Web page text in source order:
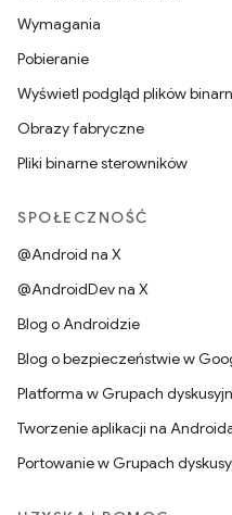
Wymagania
Pobieranie
Wyświetl podgląd plików
Obrazy fabryczne
Pliki binarne sterowników
SPOŁECZNOŚĆ
@Android na X
@AndroidDev na X
Blog o Androidzie
Blog o bezpieczeństwie w
Platforma w Grupach
Tworzenie aplikacji na
Portowanie w Grupach